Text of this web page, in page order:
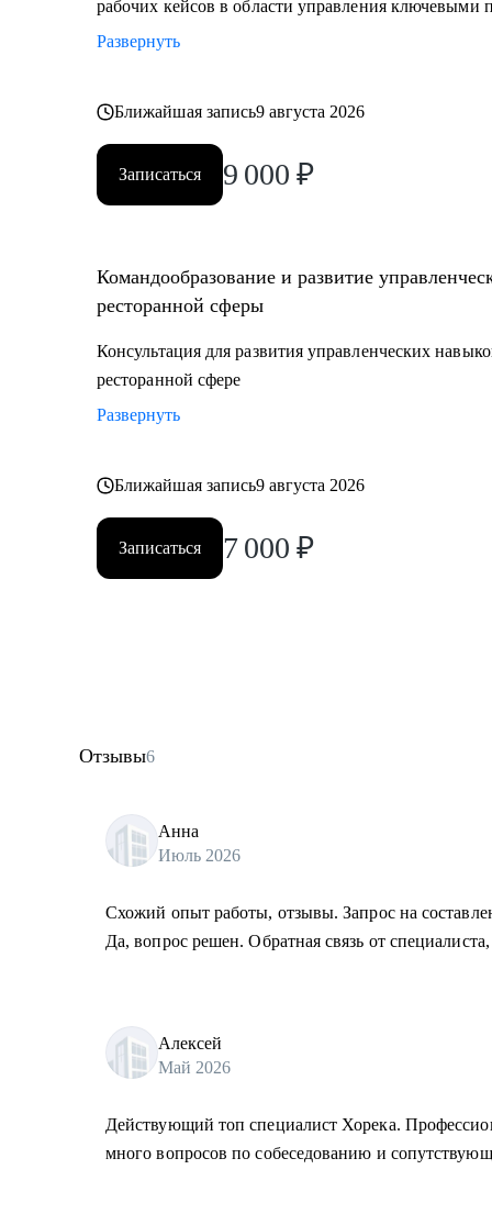
рабочих кейсов в области управления ключевыми
Развернуть
Ближайшая запись9 августа 2026
Записаться 9 000 ₽
Командообразование и развитие
ресторанной сферы
Консультация для развития управленческих
ресторанной сфере
Развернуть
Ближайшая запись9 августа 2026
Записаться 7 000 ₽
Отзывы6
Анна
Июль 2026
Схожий опыт работы, отзывы. Запрос на
Да, вопрос решен. Обратная связь от
Алексей
Май 2026
Действующий топ специалист Хорека.
много вопросов по собеседованию и